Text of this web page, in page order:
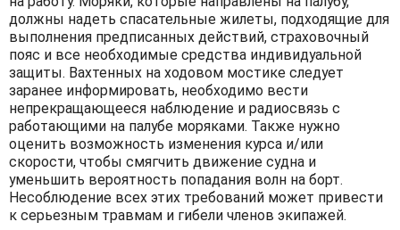
должны надеть спасательные жилеты, подходящие для
выполнения предписанных действий, страховочный
пояс и все необходимые средства индивидуальной
защиты. Вахтенных на ходовом мостике следует
заранее информировать, необходимо вести
непрекращающееся наблюдение и радиосвязь с
работающими на палубе моряками. Также нужно
оценить возможность изменения курса и/или
скорости, чтобы смягчить движение судна и
уменьшить вероятность попадания волн на борт.
Несоблюдение всех этих требований может привести
к серьезным травмам и гибели членов экипажей.